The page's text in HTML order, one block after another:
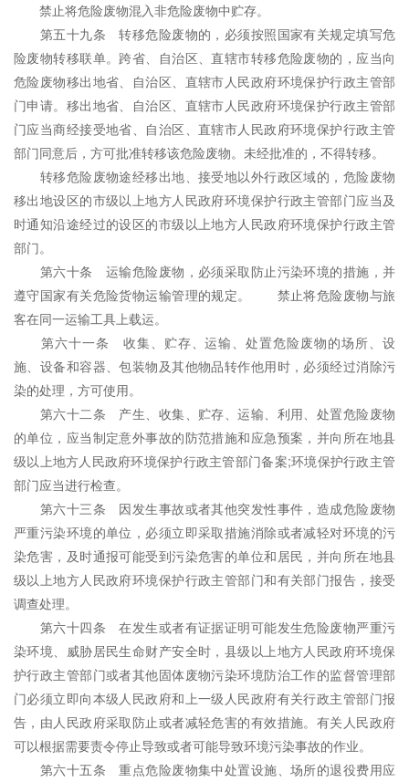
禁止将危险废物混入非危险废物中贮存。
第五十九条 转移危险废物的，必须按照国家有关规定填写危
险废物转移联单。跨省、自治区、直辖市转移危险废物的，应当向
危险废物移出地省、自治区、直辖市人民政府环境保护行政主管部
门申请。移出地省、自治区、直辖市人民政府环境保护行政主管部
门应当商经接受地省、自治区、直辖市人民政府环境保护行政主管
部门同意后，方可批准转移该危险废物。未经批准的，不得转移。
转移危险废物途经移出地、接受地以外行政区域的，危险废物
移出地设区的市级以上地方人民政府环境保护行政主管部门应当及
时通知沿途经过的设区的市级以上地方人民政府环境保护行政主管
部门。
第六十条 运输危险废物，必须采取防止污染环境的措施，并
遵守国家有关危险货物运输管理的规定。 禁止将危险废物与旅
客在同一运输工具上载运。
第六十一条 收集、贮存、运输、处置危险废物的场所、设
施、设备和容器、包装物及其他物品转作他用时，必须经过消除污
染的处理，方可使用。
第六十二条 产生、收集、贮存、运输、利用、处置危险废物
的单位，应当制定意外事故的防范措施和应急预案，并向所在地县
级以上地方人民政府环境保护行政主管部门备案;环境保护行政主管
部门应当进行检查。
第六十三条 因发生事故或者其他突发性事件，造成危险废物
严重污染环境的单位，必须立即采取措施消除或者减轻对环境的污
染危害，及时通报可能受到污染危害的单位和居民，并向所在地县
级以上地方人民政府环境保护行政主管部门和有关部门报告，接受
调查处理。
第六十四条 在发生或者有证据证明可能发生危险废物严重污
染环境、威胁居民生命财产安全时，县级以上地方人民政府环境保
护行政主管部门或者其他固体废物污染环境防治工作的监督管理部
门必须立即向本级人民政府和上一级人民政府有关行政主管部门报
告，由人民政府采取防止或者减轻危害的有效措施。有关人民政府
可以根据需要责令停止导致或者可能导致环境污染事故的作业。
第六十五条 重点危险废物集中处置设施、场所的退役费用应